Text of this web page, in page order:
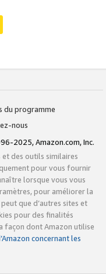
du programme
nous
2025, Amazon.com, Inc.
et des outils similaires
pour vous fournir
lorsque vous vous
pour améliorer la
que d’autres sites et
pour des finalités
façon dont Amazon utilise
concernant les